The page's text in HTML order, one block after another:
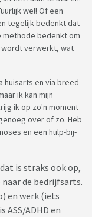
wel! Of een
tegelijk bedenkt dat
methode bedenkt om
wordt verwerkt, wat
huisarts en via breed
ik kan mijn
ik op zo'n moment
over of zo. Heb
en een hulp-bij-
is straks ook op,
de bedrijfsarts.
en werk (iets
ADHD en